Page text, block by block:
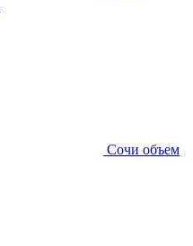
Сочи объем